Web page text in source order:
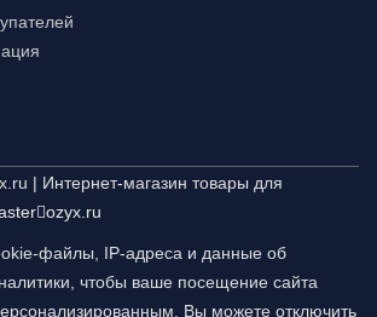
| Интернет-магазин товары для
ozyx.ru
файлы, IP-адреса и данные об
чтобы ваше посещение сайта
Вы можете отключить